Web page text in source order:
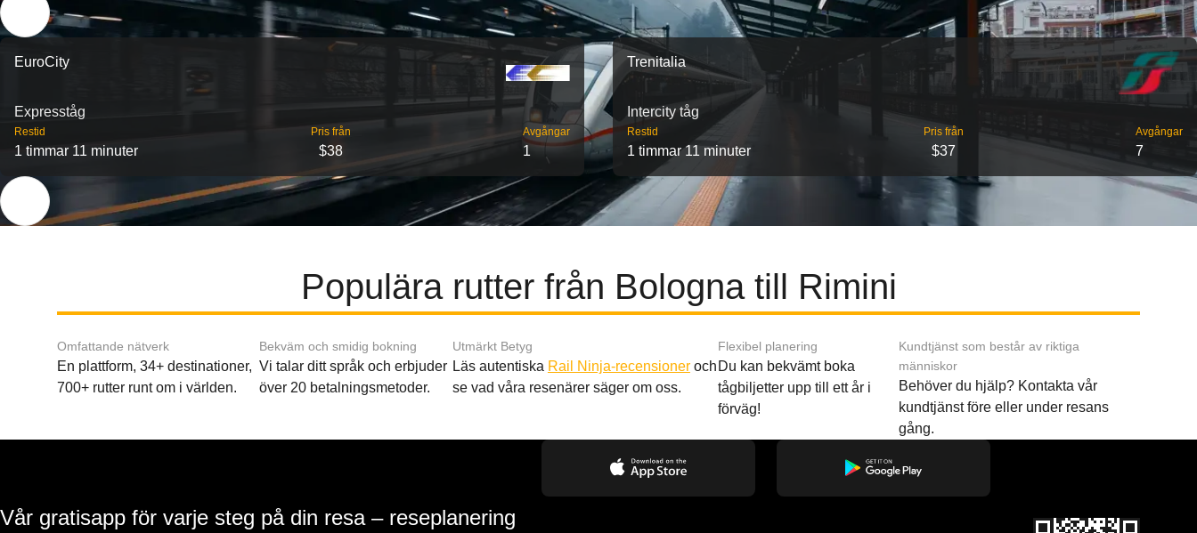
EuroCity
Expresståg
Restid
1 timmar 11 minuter
Pris från
$38
Avgångar
1
Trenitalia
Intercity tåg
Restid
1 timmar 11 minuter
Pris från
$37
Avgångar
7
Populära rutter från Bologna till Rimini
Omfattande nätverk
En plattform, 34+ destinationer,
700+ rutter runt om i världen.
Bekväm och smidig bokning
Vi talar ditt språk och erbjuder
över 20 betalningsmetoder.
Utmärkt Betyg
Läs autentiska Rail Ninja-recensioneroch
se vad våra resenärer säger om oss.
Flexibel planering
Du kan bekvämt boka
tågbiljetter upp till ett år i
förväg!
Kundtjänst som består av riktiga
människor
Behöver du hjälp? Kontakta vår
kundtjänst före eller under resans
gång.
Vår gratisapp för varje steg på din resa – reseplanering